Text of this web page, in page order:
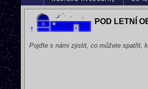
POD LETNÍ
Pojďte s námi zjistit, co můžete spatřit,